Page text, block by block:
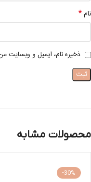
نام*
ذخیره نام، ایمیل و وبسایت
محصولات مشابه
-30%